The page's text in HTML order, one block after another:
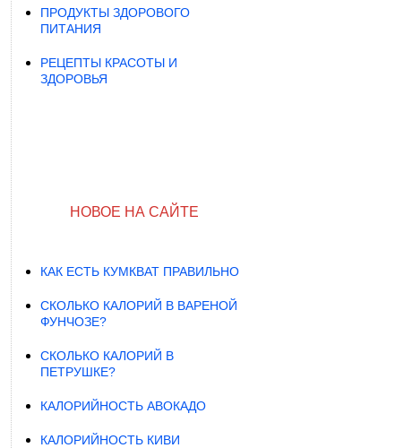
ПРОДУКТЫ ЗДОРОВОГО
ПИТАНИЯ
РЕЦЕПТЫ КРАСОТЫ И
ЗДОРОВЬЯ
НОВОЕ НА САЙТЕ
КАК ЕСТЬ КУМКВАТ ПРАВИЛЬНО
СКОЛЬКО КАЛОРИЙ В ВАРЕНОЙ
ФУНЧОЗЕ?
СКОЛЬКО КАЛОРИЙ В
ПЕТРУШКЕ?
КАЛОРИЙНОСТЬ АВОКАДО
КАЛОРИЙНОСТЬ КИВИ